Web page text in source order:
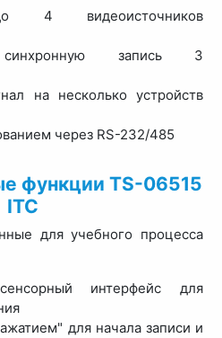
4 видеоисточников
синхронную запись 3
на несколько устройств
через RS-232/485
функции TS-06515
ITC
для учебного процесса
интерфейс для
для начала записи и